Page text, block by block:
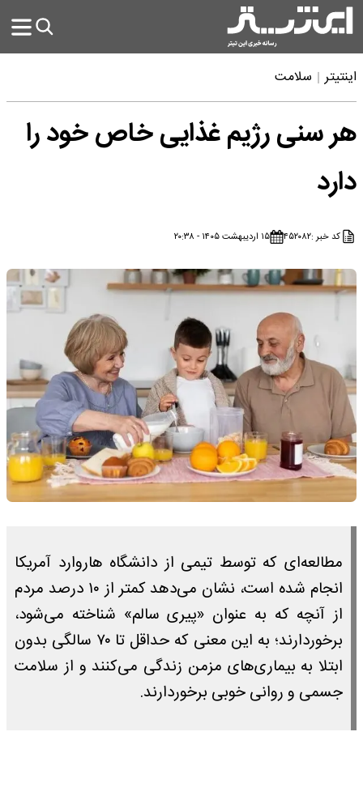
اینتیتر سلامت
هر سنی رژیم غذایی خاص خود را
دارد
کد خبر :۴۵۲۰۸۲ ۱۵ اردیبهشت ۱۴۰۵ - ۲۰:۳۸
مطالعه‌ای که توسط تیمی از دانشگاه هاروارد آمریکا
انجام شده است، نشان می‌دهد کمتر از ۱۰ درصد مردم
از آنچه که به عنوان «پیری سالم» شناخته می‌شود،
برخوردارند؛ به این معنی که حداقل تا ۷۰ سالگی بدون
ابتلا به بیماری‌های مزمن زندگی می‌کنند و از سلامت
جسمی و روانی خوبی برخوردارند.